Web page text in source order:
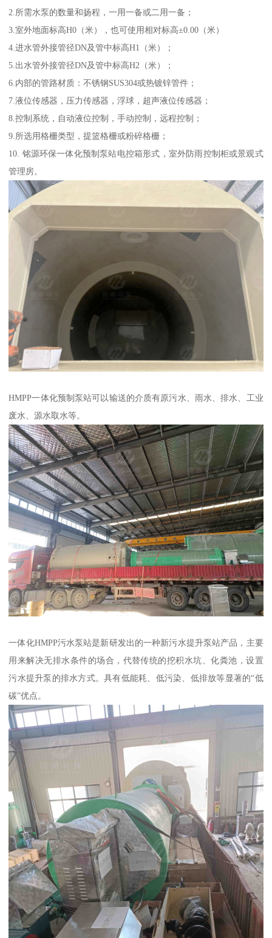
2.所需水泵的数量和扬程，一用一备或二用一备；
3.室外地面标高H0（米），也可使用相对标高±0.00（米）
4.进水管外接管径DN及管中标高H1（米）；
5.出水管外接管径DN及管中标高H2（米）；
6.内部的管路材质：不锈钢SUS304或热镀锌管件；
7.液位传感器，压力传感器，浮球，超声液位传感器；
8.控制系统，自动液位控制，手动控制，远程控制；
9.所选用格栅类型，提篮格栅或粉碎格栅；
10. 铭源环保一体化预制泵站电控箱形式，室外防雨控制柜或景观式
管理房。
HMPP一体化预制泵站可以输送的介质有原污水、雨水、排水、工业
废水、源水取水等。
一体化HMPP污水泵站是新研发出的一种新污水提升泵站产品，主要
用来解决无排水条件的场合，代替传统的挖积水坑、化粪池，设置
污水提升泵的排水方式。具有低能耗、低污染、低排放等显著的“低
碳”优点。